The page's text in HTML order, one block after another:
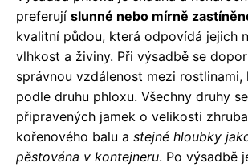
preferují slunné nebo mírně
kvalitní půdou, která odpovídá jejich
vlhkost a živiny. Při výsadbě se
správnou vzdálenost mezi rostlinami,
podle druhu phloxu. Všechny druhy
připravených jamek o velikosti
kořenového balu a stejné hloubky
pěstována v kontejneru. Po výsadbě